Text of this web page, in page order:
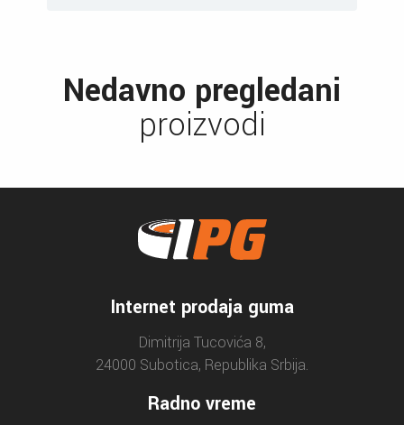
Nedavno pregledani
proizvodi
Internet prodaja guma
Dimitrija Tucovića 8,
24000 Subotica, Republika Srbija.
Radno vreme